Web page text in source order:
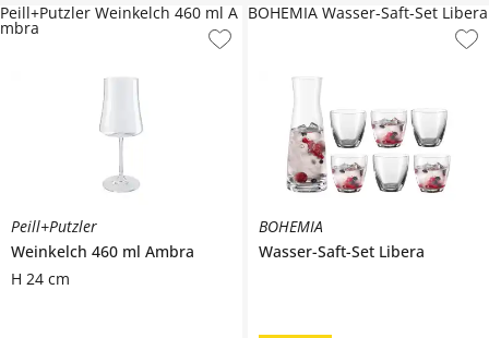
Peill+Putzler
Weinkelch 460 ml Ambra
H 24 cm
Peill+Putzler Weinkelch 460 ml A
mbra
BOHEMIA
Wasser-Saft-Set Libera
BOHEMIA Wasser-Saft-Set Libera